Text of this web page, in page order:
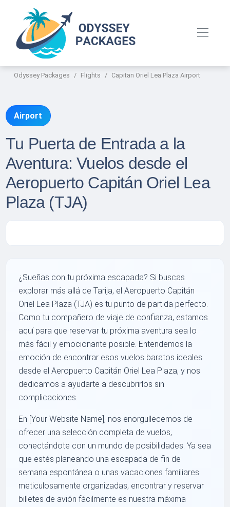
Odyssey Packages Flights Capitan Oriel Lea Plaza Airport
Airport
Tu Puerta de Entrada a la
Aventura: Vuelos desde el
Aeropuerto Capitán Oriel Lea
Plaza (TJA)
¿Sueñas con tu próxima escapada? Si buscas
explorar más allá de Tarija, el Aeropuerto Capitán
Oriel Lea Plaza (TJA) es tu punto de partida perfecto.
Como tu compañero de viaje de confianza, estamos
aquí para que reservar tu próxima aventura sea lo
más fácil y emocionante posible. Entendemos la
emoción de encontrar esos vuelos baratos ideales
desde el Aeropuerto Capitán Oriel Lea Plaza, y nos
dedicamos a ayudarte a descubrirlos sin
complicaciones.
En [Your Website Name], nos enorgullecemos de
ofrecer una selección completa de vuelos,
conectándote con un mundo de posibilidades. Ya sea
que estés planeando una escapada de fin de
semana espontánea o unas vacaciones familiares
meticulosamente organizadas, encontrar y reservar
billetes de avión fácilmente es nuestra máxima